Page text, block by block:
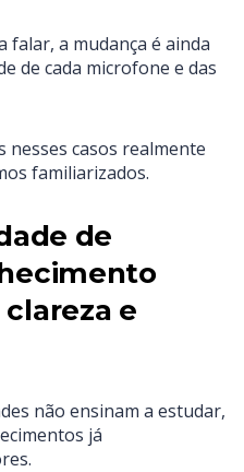
falar, a mudança é ainda
de cada microfone e das
nesses casos realmente
familiarizados.
de
e
não ensinam a estudar,
já